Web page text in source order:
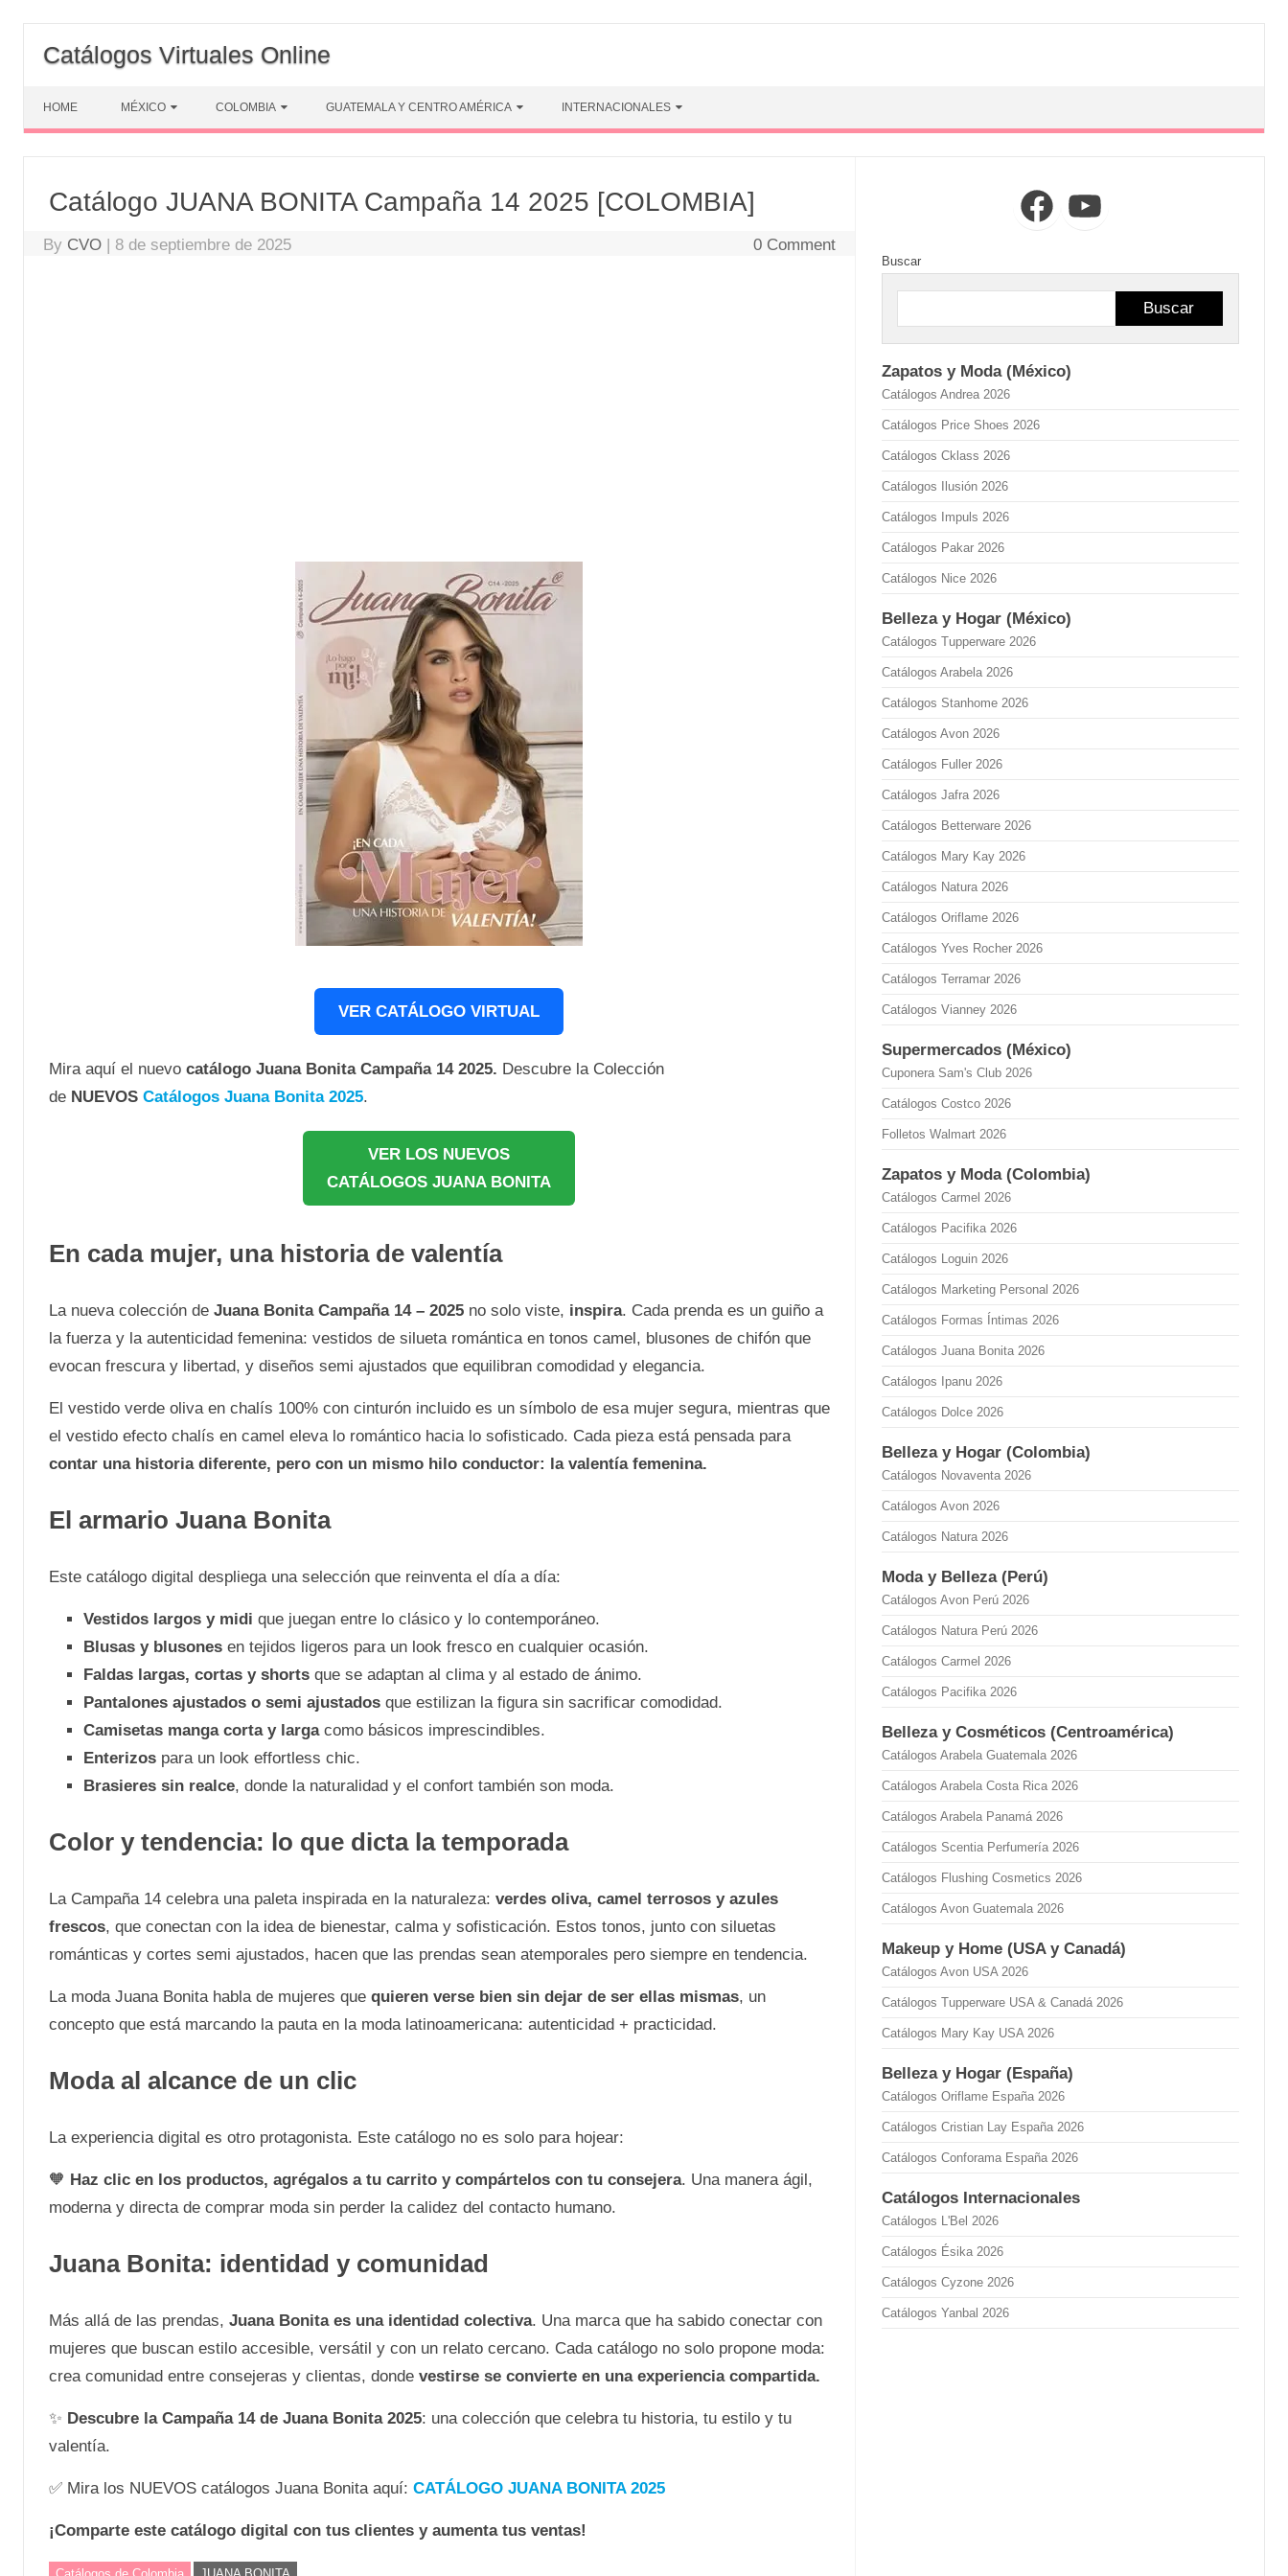
content
Catálogos Virtuales Online
HOME MÉXICO COLOMBIA GUATEMALA Y CENTRO AMÉRICA INTERNACIONALES
Catálogo JUANA BONITA Campaña 14 2025 [COLOMBIA]
By CVO | 8 de septiembre de 2025 0 Comment
VER CATÁLOGO VIRTUAL
Mira aquí el nuevo catálogo Juana Bonita Campaña 14 2025. Descubre la Colección
de NUEVOS Catálogos Juana Bonita 2025.
VER LOS NUEVOS
CATÁLOGOS JUANA BONITA
En cada mujer, una historia de valentía
La nueva colección de Juana Bonita Campaña 14 – 2025no solo viste, inspira. Cada prenda es un guiño a
la fuerza y la autenticidad femenina: vestidos de silueta romántica en tonos camel, blusones de chifón que
evocan frescura y libertad, y diseños semi ajustados que equilibran comodidad y elegancia.
El vestido verde oliva en chalís 100% con cinturón incluido es un símbolo de esa mujer segura, mientras que
el vestido efecto chalís en camel eleva lo romántico hacia lo sofisticado. Cada pieza está pensada para
contar una historia diferente, pero con un mismo hilo conductor: la valentía femenina.
El armario Juana Bonita
Este catálogo digital despliega una selección que reinventa el día a día:
Vestidos largos y midi que juegan entre lo clásico y lo contemporáneo.
Blusas y blusonesen tejidos ligeros para un look fresco en cualquier ocasión.
Faldas largas, cortas y shortsque se adaptan al clima y al estado de ánimo.
Pantalones ajustados o semi ajustadosque estilizan la figura sin sacrificar comodidad.
Camisetas manga corta y largacomo básicos imprescindibles.
Enterizospara un look effortless chic.
Brasieres sin realce, donde la naturalidad y el confort también son moda.
Color y tendencia: lo que dicta la temporada
La Campaña 14 celebra una paleta inspirada en la naturaleza: verdes oliva, camel terrosos y azules
frescos, que conectan con la idea de bienestar, calma y sofisticación. Estos tonos, junto con siluetas
románticas y cortes semi ajustados, hacen que las prendas sean atemporales pero siempre en tendencia.
La moda Juana Bonita habla de mujeres que quieren verse bien sin dejar de ser ellas mismas, un
concepto que está marcando la pauta en la moda latinoamericana: autenticidad + practicidad.
Moda al alcance de un clic
La experiencia digital es otro protagonista. Este catálogo no es solo para hojear:
🧡 Haz clic en los productos, agrégalos a tu carrito y compártelos con tu consejera. Una manera ágil,
moderna y directa de comprar moda sin perder la calidez del contacto humano.
Juana Bonita: identidad y comunidad
Más allá de las prendas, Juana Bonita es una identidad colectiva. Una marca que ha sabido conectar con
mujeres que buscan estilo accesible, versátil y con un relato cercano. Cada catálogo no solo propone moda:
crea comunidad entre consejeras y clientas, donde vestirse se convierte en una experiencia compartida.
✨ Descubre la Campaña 14 de Juana Bonita 2025: una colección que celebra tu historia, tu estilo y tu
valentía.
✅ Mira los NUEVOS catálogos Juana Bonita aquí: CATÁLOGO JUANA BONITA 2025
¡Comparte este catálogo digital con tus clientes y aumenta tus ventas!
FacebookYouTube
Buscar
Buscar
Zapatos y Moda (México)
Catálogos Andrea 2026
Catálogos Price Shoes 2026
Catálogos Cklass 2026
Catálogos Ilusión 2026
Catálogos Impuls 2026
Catálogos Pakar 2026
Catálogos Nice 2026
Belleza y Hogar (México)
Catálogos Tupperware 2026
Catálogos Arabela 2026
Catálogos Stanhome 2026
Catálogos Avon 2026
Catálogos Fuller 2026
Catálogos Jafra 2026
Catálogos Betterware 2026
Catálogos Mary Kay 2026
Catálogos Natura 2026
Catálogos Oriflame 2026
Catálogos Yves Rocher 2026
Catálogos Terramar 2026
Catálogos Vianney 2026
Supermercados (México)
Cuponera Sam's Club 2026
Catálogos Costco 2026
Folletos Walmart 2026
Zapatos y Moda (Colombia)
Catálogos Carmel 2026
Catálogos Pacifika 2026
Catálogos Loguin 2026
Catálogos Marketing Personal 2026
Catálogos Formas Íntimas 2026
Catálogos Juana Bonita 2026
Catálogos Ipanu 2026
Catálogos Dolce 2026
Belleza y Hogar (Colombia)
Catálogos Novaventa 2026
Catálogos Avon 2026
Catálogos Natura 2026
Moda y Belleza (Perú)
Catálogos Avon Perú 2026
Catálogos Natura Perú 2026
Catálogos Carmel 2026
Catálogos Pacifika 2026
Belleza y Cosméticos (Centroamérica)
Catálogos Arabela Guatemala 2026
Catálogos Arabela Costa Rica 2026
Catálogos Arabela Panamá 2026
Catálogos Scentia Perfumería 2026
Catálogos Flushing Cosmetics 2026
Catálogos Avon Guatemala 2026
Makeup y Home (USA y Canadá)
Catálogos Avon USA 2026
Catálogos Tupperware USA & Canadá 2026
Catálogos Mary Kay USA 2026
Belleza y Hogar (España)
Catálogos Oriflame España 2026
Catálogos Cristian Lay España 2026
Catálogos Conforama España 2026
Catálogos Internacionales
Catálogos L'Bel 2026
Catálogos Ésika 2026
Catálogos Cyzone 2026
Catálogos Yanbal 2026